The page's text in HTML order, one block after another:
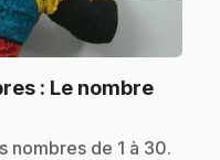
: Le nombre
nombres de 1 à 30.